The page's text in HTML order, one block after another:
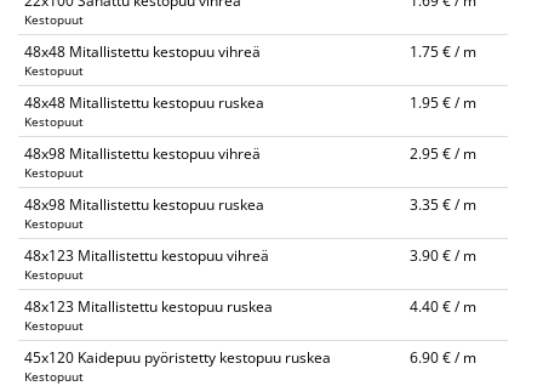
Kestopuut
48x48 Mitallistettu kestopuu vihreä
Kestopuut
1.75 € / m
48x48 Mitallistettu kestopuu ruskea
Kestopuut
1.95 € / m
48x98 Mitallistettu kestopuu vihreä
Kestopuut
2.95 € / m
48x98 Mitallistettu kestopuu ruskea
Kestopuut
3.35 € / m
48x123 Mitallistettu kestopuu vihreä
Kestopuut
3.90 € / m
48x123 Mitallistettu kestopuu ruskea
Kestopuut
4.40 € / m
45x120 Kaidepuu pyöristetty kestopuu ruskea
Kestopuut
6.90 € / m